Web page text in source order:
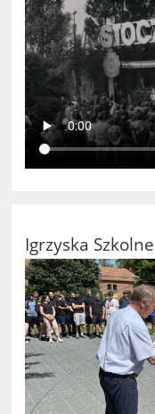
Igrzyska